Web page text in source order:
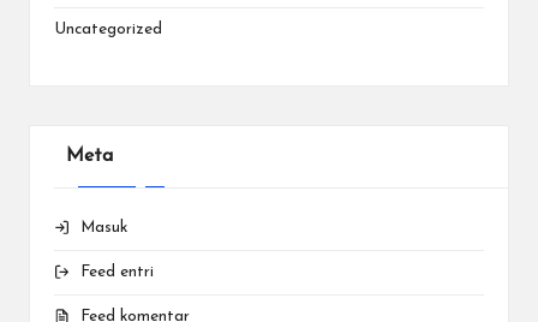
Uncategorized
Meta
Masuk
Feed entri
Feed komentar